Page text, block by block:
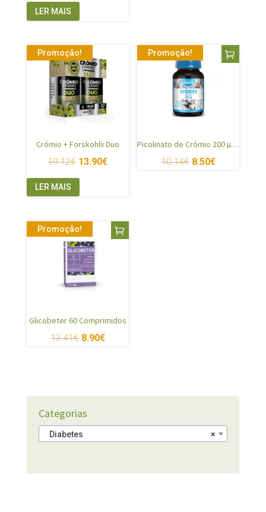
LER MAIS
Promoção!
Crómio + Forskohlii Duo
19.12€ 13.90€
LER MAIS
Promoção!
Picolinato de Crómio 200 µg – Naturmil
10.14€ 8.50€
Promoção!
Glicobeter 60 Comprimidos
13.41€ 8.90€
Categorias
×
Diabetes